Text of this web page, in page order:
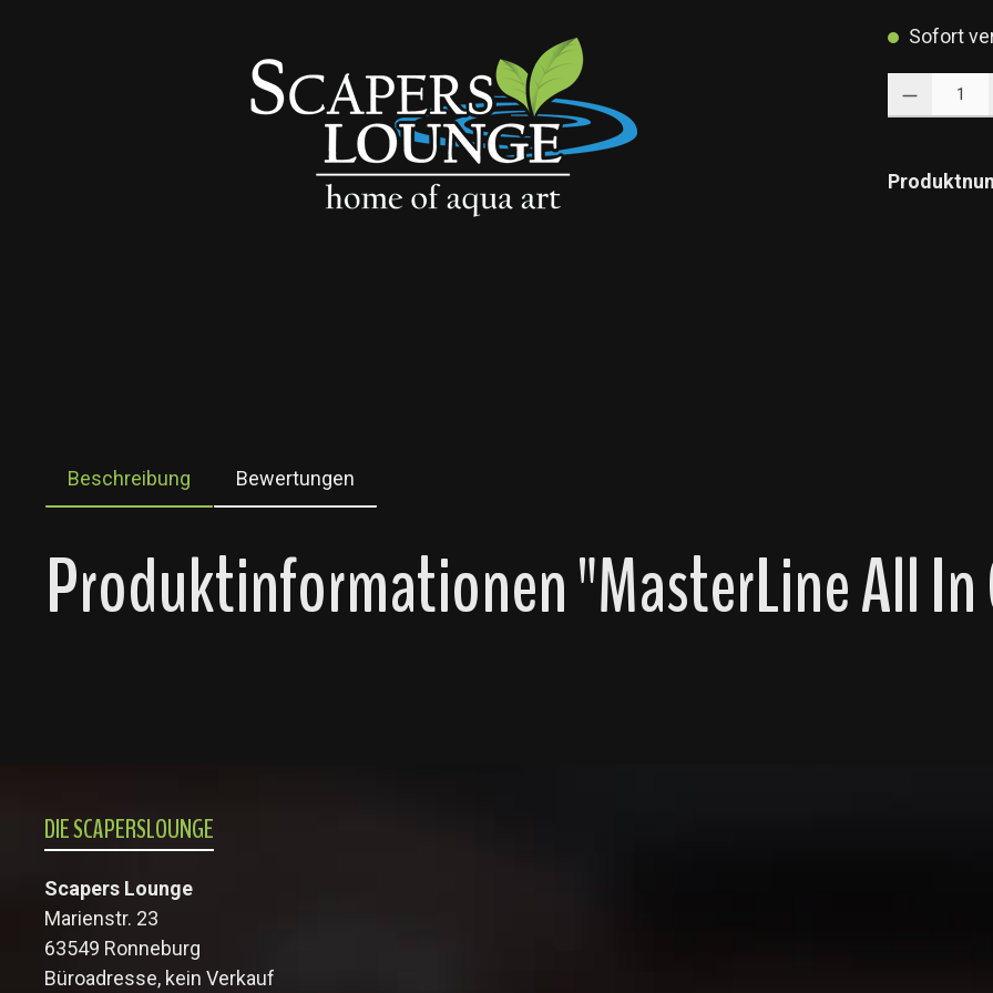
Sofort
Beschreibung Bewertungen
Produktinformationen "MasterLine All
DIE SCAPERSLOUNGE
Scapers Lounge
Marienstr. 23
63549 Ronneburg
Büroadresse, kein Verkauf